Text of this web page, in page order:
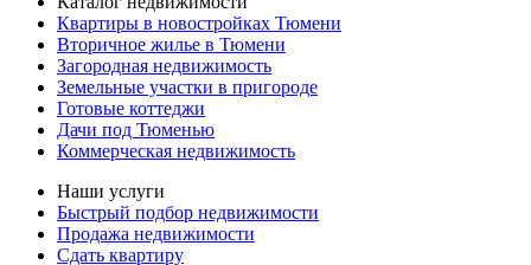
Квартиры в новостройках Тюмени
Вторичное жилье в Тюмени
Загородная недвижимость
Земельные участки в пригороде
Готовые коттеджи
Дачи под Тюменью
Коммерческая недвижимость
Наши услуги
Быстрый подбор недвижимости
Продажа недвижимости
Сдать квартиру